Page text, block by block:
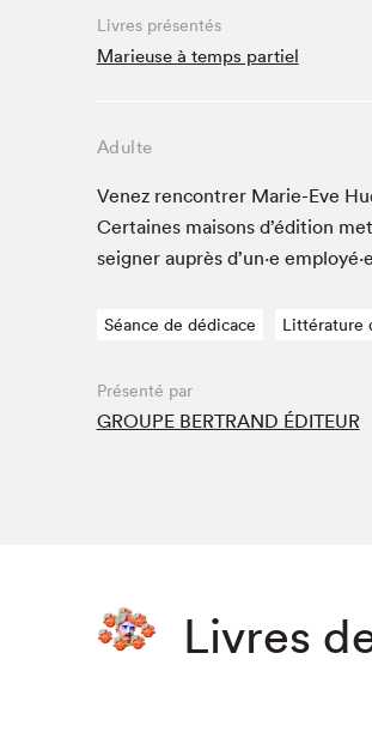
Café La Presse
Espace Côte-des-Neiges
La lecture en cadeau
Le grand jeu de lecture à voix
de Montréal
Lettres québécoises au Salon
Louisiane enracinée et branchée
SLM PRO
Zone Manga
Livres présentés
Marieuse à temps partiel
Adulte
Venez ren­con­tr­er Marie-Eve
Cer­taines maisons d’édi­tion
seign­er auprès d’un·e
Séance de dédicace Littérature
Présenté par
GROUPE BERTRAND ÉDITEUR
Livres